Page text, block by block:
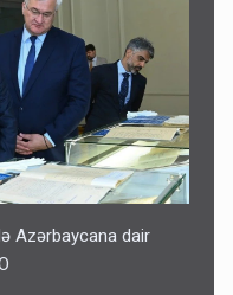
Azərbaycana dair